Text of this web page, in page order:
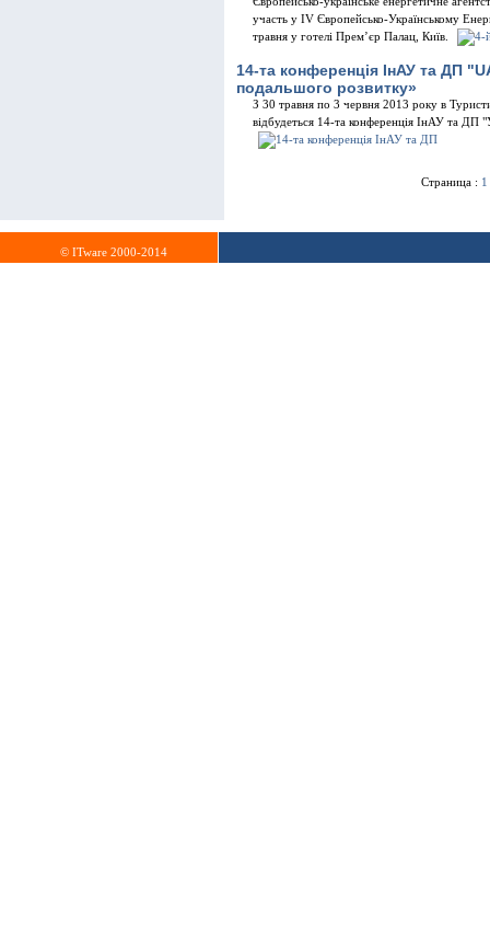
участь у IV Європейсько-Українському
травня у готелі Прем’єр Палац, Київ.
14-та конференція ІнАУ та ДП
подальшого розвитку»
З 30 травня по 3 червня 2013 року в
відбудеться 14-та конференція ІнАУ та ДП
Страница : 1
© ITware 2000-2014